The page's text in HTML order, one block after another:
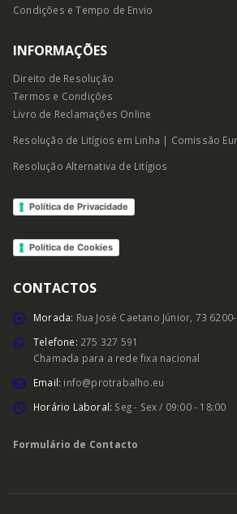
Condições e Tempo de Envio
INFORMAÇÕES
Direito de Resolução
Termos e Condições
Livro de Reclamações Online
Resolução de Litígios em Linha | Comissão
Resolução Alternativa de Litígios
Política de Privacidade
Política de Cookies
CONTACTOS
Morada: Rua José Caetano Júnior, 73
Telefone: 275 327 591
Chamada para a rede fixa nacional
Email: info@protrabalho.eu
Horário Laboral: Seg - Sex / 09:00 - 18:00
Formulário de Contacto